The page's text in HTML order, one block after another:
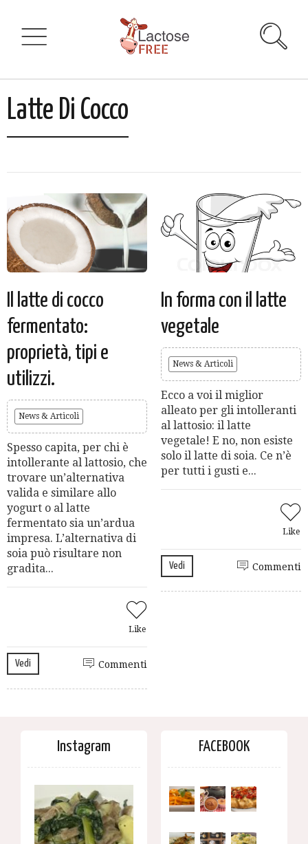
Latte Di Cocco
Il latte di cocco
fermentato:
proprietà, tipi e
utilizzi.
News & Articoli
Spesso capita, per chi è
intollerante al lattosio, che
trovare un’alternativa
valida e similare allo
yogurt o al latte
fermentato sia un’ardua
impresa. L’alternativa di
soia può risultare non
gradita...
Like
Vedi Commenti
In forma con il latte
vegetale
News & Articoli
Ecco a voi il miglior
alleato per gli intolleranti
al lattosio: il latte
vegetale! E no, non esiste
solo il latte di soia. Ce n’è
per tutti i gusti e...
Like
Vedi Commenti
Instagram FACEBOOK